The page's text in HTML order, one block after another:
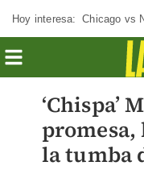
Hoy interesa: Chicago vs
‘Chispa’
la tumba